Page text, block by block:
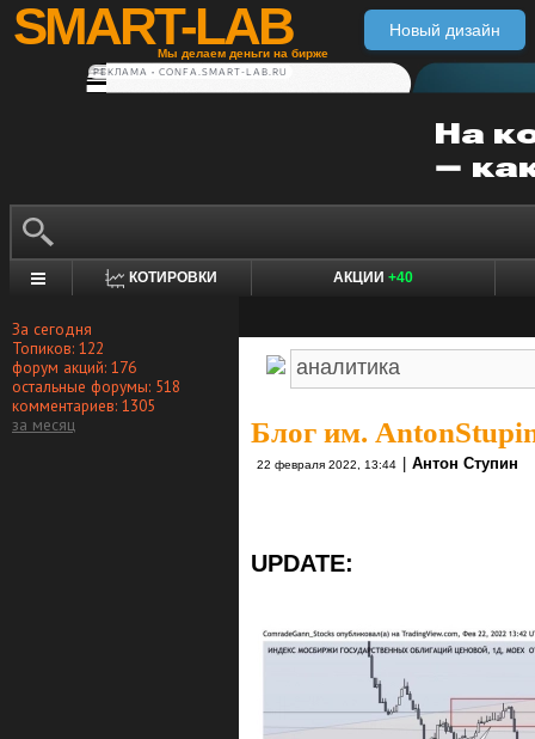
SMART-LAB
Мы делаем деньги на бирже
Новый дизайн
РЕКЛАМА • CONFA.SMART-LAB.RU
КОТИРОВКИ АКЦИИ +40
За сегодня
Топиков: 122
форум акций: 176
остальные форумы: 518
комментариев: 1305
за месяц
Блог им.
22 февраля 2022, 13:44 Антон Ступин
UPDATE: